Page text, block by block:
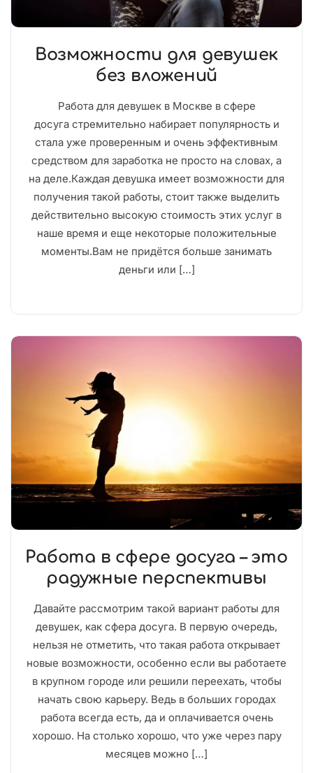
Возможности для девушек
без вложений
Работа для девушек в Москве в сфере
досуга стремительно набирает популярность и
стала уже проверенным и очень эффективным
средством для заработка не просто на словах, а
на деле.Каждая девушка имеет возможности для
получения такой работы, стоит также выделить
действительно высокую стоимость этих услуг в
наше время и еще некоторые положительные
моменты.Вам не придётся больше занимать
деньги или […]
Работа в сфере досуга – это
радужные перспективы
Давайте рассмотрим такой вариант работы для
девушек, как сфера досуга. В первую очередь,
нельзя не отметить, что такая работа открывает
новые возможности, особенно если вы работаете
в крупном городе или решили переехать, чтобы
начать свою карьеру. Ведь в больших городах
работа всегда есть, да и оплачивается очень
хорошо. На столько хорошо, что уже через пару
месяцев можно […]